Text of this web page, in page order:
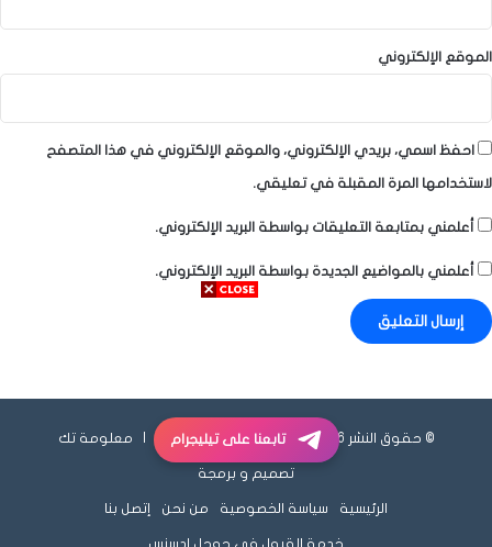
الموقع الإلكتروني
احفظ اسمي، بريدي الإلكتروني، والموقع الإلكتروني في هذا المتصفح
لاستخدامها المرة المقبلة في تعليقي.
أعلمني بمتابعة التعليقات بواسطة البريد الإلكتروني.
أعلمني بالمواضيع الجديدة بواسطة البريد الإلكتروني.
© حقوق النشر 2026، جميع الحقوق محفوظة | معلومة تك
تصميم و برمجة
الرئيسية سياسة الخصوصية من نحن إتصل بنا
خدمة القبول في جوجل ادسنس
تابعنا على تيليجرام